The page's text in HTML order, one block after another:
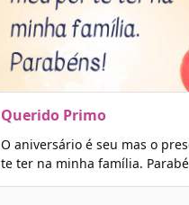
Querido Primo
O aniversário é seu mas o
te ter na minha família.